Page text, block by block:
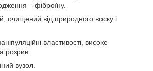
– фіброїну.
очищений від природного воску і
властивості, високе
розрив.
вузол.